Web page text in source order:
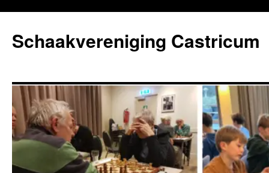
de
inhoud
Schaakvereniging Castricum